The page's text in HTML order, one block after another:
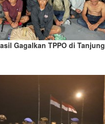
Gagalkan TPPO di Tanjung